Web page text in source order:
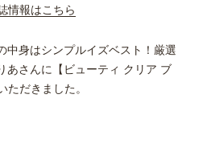
情報はこちら
中身はシンプルイズベスト！厳選
あさんに【ビューティ クリア ブ
ただきました。